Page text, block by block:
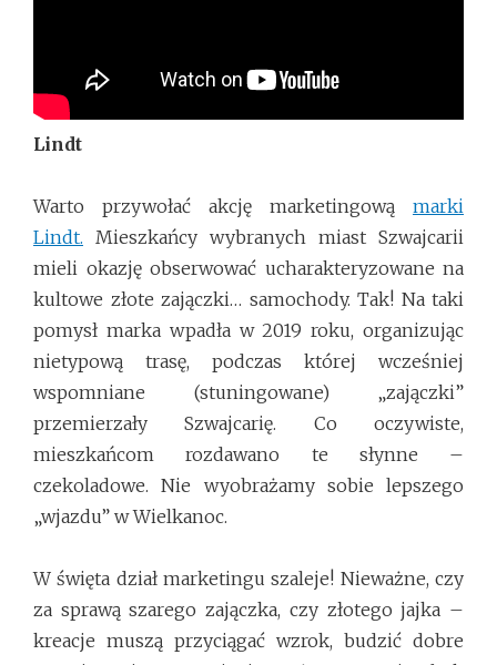
Lindt
Warto przywołać akcję marketingową marki
Lindt. Mieszkańcy wybranych miast Szwajcarii
mieli okazję obserwować ucharakteryzowane na
kultowe złote zajączki… samochody. Tak! Na taki
pomysł marka wpadła w 2019 roku, organizując
nietypową trasę, podczas której wcześniej
wspomniane (stuningowane) „zajączki”
przemierzały Szwajcarię. Co oczywiste,
mieszkańcom rozdawano te słynne –
czekoladowe. Nie wyobrażamy sobie lepszego
„wjazdu” w Wielkanoc.
W święta dział marketingu szaleje! Nieważne, czy
za sprawą szarego zajączka, czy złotego jajka –
kreacje muszą przyciągać wzrok, budzić dobre